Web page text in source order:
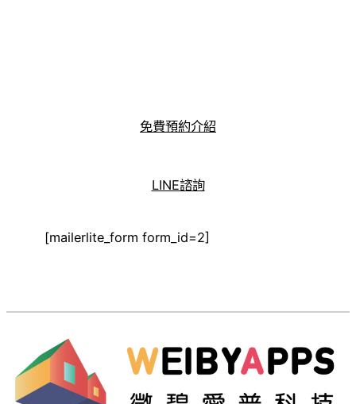
免費預約介紹
LINE諮詢
[mailerlite_form form_id=2]